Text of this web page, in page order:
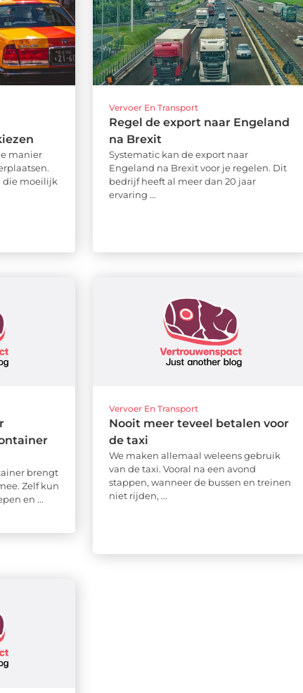
manier
die moeilijk
Vervoer En Transport
Regel de export naar Engeland
na Brexit
Systematic kan de export naar
Engeland na Brexit voor je regelen. Dit
bedrijf heeft al meer dan 20 jaar
ervaring ...
brengt
Zelf kun
en ...
Vervoer En Transport
Nooit meer teveel betalen voor
de taxi
We maken allemaal weleens gebruik
van de taxi. Vooral na een avond
stappen, wanneer de bussen en treinen
niet rijden, ...